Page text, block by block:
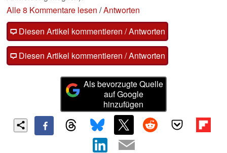
Alle 8 Kommentare lesen /Antworten
Diesen Artikel kommentieren / Antworten
Diesen Artikel kommentieren / Antworten
Als bevorzugte Quelle
auf Google
hinzufügen